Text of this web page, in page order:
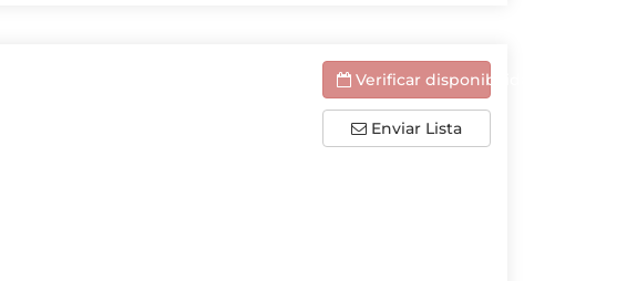
Verificar disponibilidade
Enviar Lista